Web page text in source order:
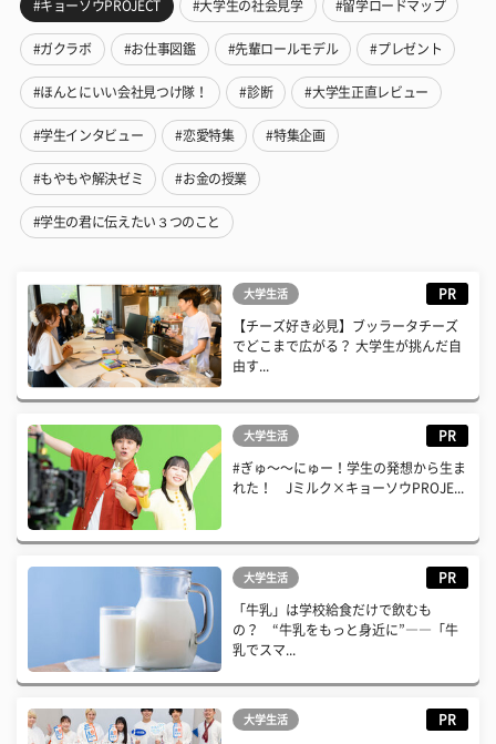
#キョーソウPROJECT #大学生の社会見学 #留学ロードマップ
#ガクラボ #お仕事図鑑 #先輩ロールモデル #プレゼント
#ほんとにいい会社見つけ隊！ #診断 #大学生正直レビュー
#学生インタビュー #恋愛特集 #特集企画
#もやもや解決ゼミ #お金の授業
#学生の君に伝えたい３つのこと
大学生活 PR
【チーズ好き必見】ブッラータチーズ
でどこまで広がる？ 大学生が挑んだ自
由す...
大学生活 PR
#ぎゅ〜〜にゅー！学生の発想から生ま
れた！ Jミルク×キョーソウPROJE...
大学生活 PR
「牛乳」は学校給食だけで飲むも
の？ “牛乳をもっと身近に”――「牛
乳でスマ...
大学生活 PR